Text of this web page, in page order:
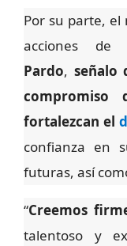
Por su parte, el
acciones de
Pardo, señalo
compromiso
fortalezcan el
confianza en
futuras, así
“Creemos
talentoso y